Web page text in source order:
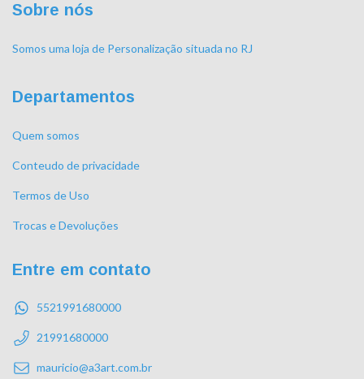
Sobre nós
Somos uma loja de Personalização situada no RJ
Departamentos
Quem somos
Conteudo de privacidade
Termos de Uso
Trocas e Devoluções
Entre em contato
5521991680000
21991680000
mauricio@a3art.com.br